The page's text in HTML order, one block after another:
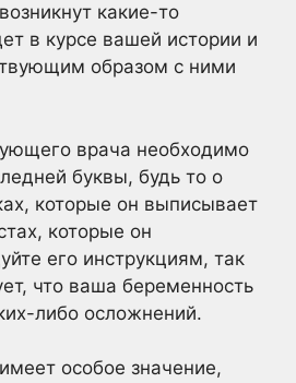
какие-то
в курсе вашей истории и
образом с ними
врача необходимо
буквы, будь то о
которые он выписывает
которые он
его инструкциям, так
что ваша беременность
либо осложнений.
особое значение,